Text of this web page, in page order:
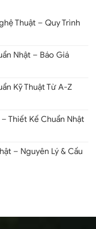
Thuật – Quy Trình
Nhật – Báo Giá
Kỹ Thuật Từ A-Z
Thiết Kế Chuẩn Nhật
– Nguyên Lý & Cấu